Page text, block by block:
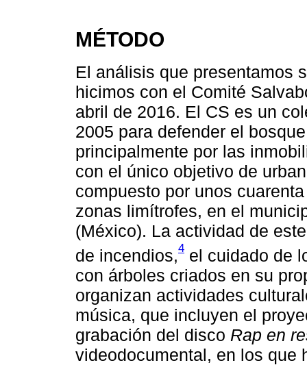
MÉTODO
El análisis que presentamos
hicimos con el Comité
abril de 2016. El CS es un
2005 para defender el
principalmente por las
con el único objetivo de
compuesto por unos
zonas limítrofes, en el
(México). La actividad de
de incendios,4 el cuidado de
con árboles criados en su
organizan actividades
música, que incluyen el
grabación del disco Rap en
videodocumental, en los que